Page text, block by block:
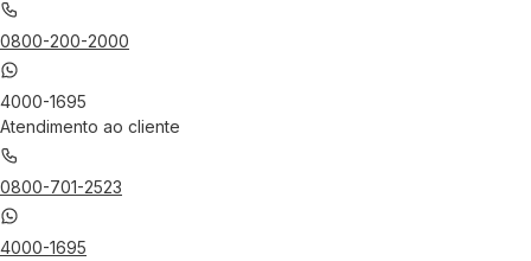
0800-200-2000
4000-1695
Atendimento ao cliente
0800-701-2523
4000-1695